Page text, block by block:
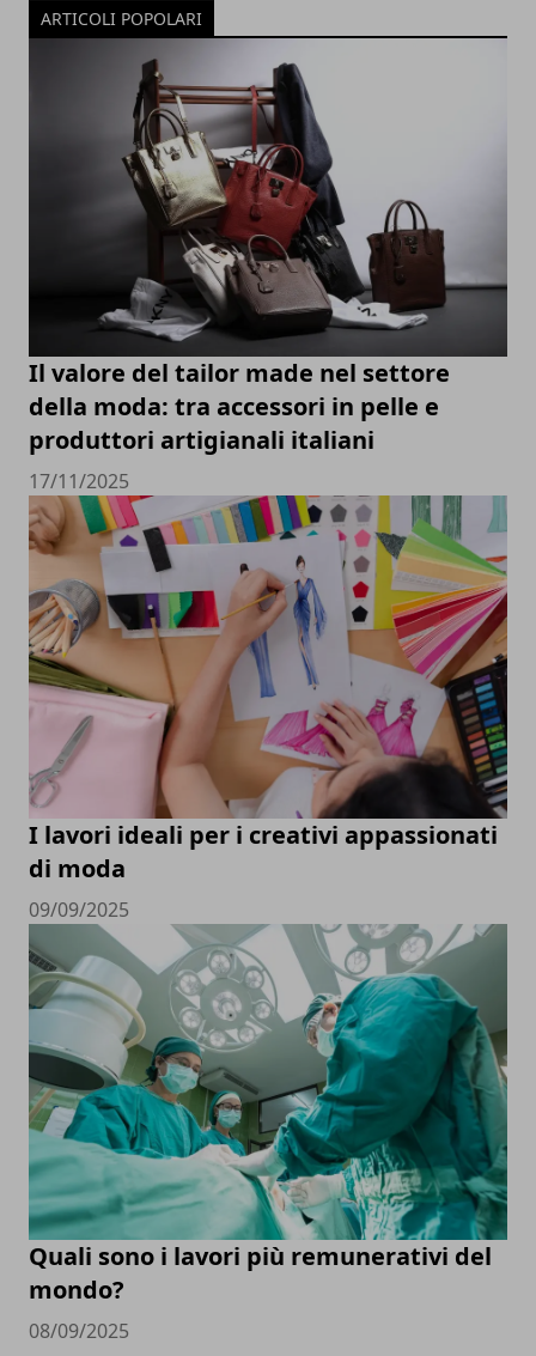
ARTICOLI POPOLARI
Il valore del tailor made nel settore
della moda: tra accessori in pelle e
produttori artigianali italiani
17/11/2025
I lavori ideali per i creativi appassionati
di moda
09/09/2025
Quali sono i lavori più remunerativi del
mondo?
08/09/2025